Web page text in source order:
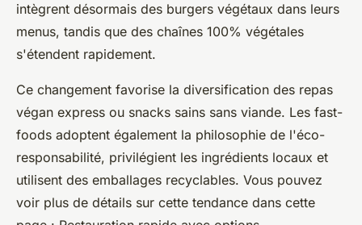
intègrent désormais des burgers végétaux dans leurs
menus, tandis que des chaînes 100% végétales
s'étendent rapidement.
Ce changement favorise la diversification des repas
végan express ou snacks sains sans viande. Les fast-
foods adoptent également la philosophie de l'éco-
responsabilité, privilégient les ingrédients locaux et
utilisent des emballages recyclables. Vous pouvez
voir plus de détails sur cette tendance dans cette